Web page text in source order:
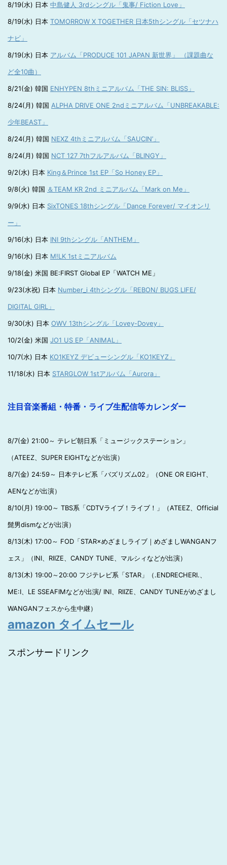
8/19(水) 日本 中島健人 3rdシングル「鬼事/ Fiction Love」
8/19(水) 日本 TOMORROW X TOGETHER 日本5thシングル「セツナハ
ナビ」
8/19(水) 日本 アルバム「PRODUCE 101 JAPAN 新世界」 （課題曲な
ど全10曲）
8/21(金) 韓国 ENHYPEN 8thミニアルバム「THE SIN: BLISS」
8/24(月) 韓国 ALPHA DRIVE ONE 2ndミニアルバム「UNBREAKABLE:
少年BEAST」
8/24(月) 韓国 NEXZ 4thミニアルバム「SAUCIN’」
8/24(月) 韓国 NCT 127 7thフルアルバム「BLINGY」
9/2(水) 日本 King＆Prince 1st EP「So Honey EP」
9/8(火) 韓国 ＆TEAM KR 2nd ミニアルバム「Mark on Me」
9/9(水) 日本 SixTONES 18thシングル「Dance Forever/ マイオンリ
ー」
9/16(水) 日本 INI 9thシングル「ANTHEM」
9/16(水) 日本 M!LK 1stミニアルバム
9/18(金) 米国 BE:FIRST Global EP「WATCH ME」
9/23(水祝) 日本 Number_i 4thシングル「REBON/ BUGS LIFE/
DIGITAL GIRL」
9/30(水) 日本 OWV 13thシングル「Lovey-Dovey」
10/2(金) 米国 JO1 US EP「ANIMAL」
10/7(水) 日本 KO1KEYZ デビューシングル「KO1KEYZ」
11/18(水) 日本 STARGLOW 1stアルバム「Aurora」
注目音楽番組・特番・ライブ生配信等カレンダー
8/7(金) 21:00～ テレビ朝日系「ミュージックステーション」
（ATEEZ、SUPER EIGHTなどが出演）
8/7(金) 24:59～ 日本テレビ系「バズリズム02」（ONE OR EIGHT、
AENなどが出演）
8/10(月) 19:00～ TBS系「CDTVライブ！ライブ！」（ATEEZ、Official
髭男dismなどが出演）
8/13(木) 17:00～ FOD「STAR×めざましライブ｜めざましWANGANフ
ェス」（INI、RIIZE、CANDY TUNE、マルシィなどが出演）
8/13(木) 19:00～20:00 フジテレビ系「STAR」（.ENDRECHERI.、
ME:I、LE SSEAFIMなどが出演/ INI、RIIZE、CANDY TUNEがめざまし
WANGANフェスから生中継）
amazon タイムセール
スポンサードリンク